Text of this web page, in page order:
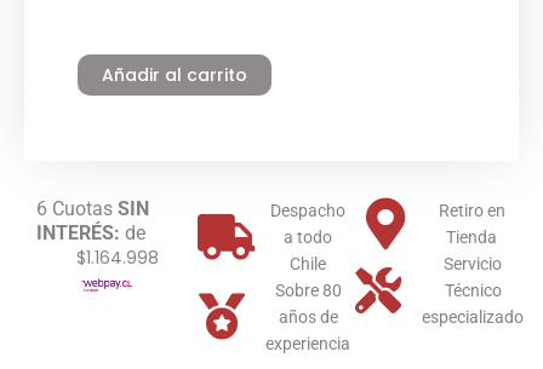
Victrix
Pro
cantidad
Añadir al carrito
6 Cuotas SIN
INTERÉS: de
$1.164.998
Despacho
a todo
Chile
Sobre 80
años de
experiencia
Retiro en
Tienda
Servicio
Técnico
especializado